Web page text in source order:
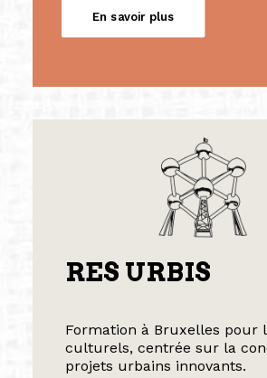
En savoir plus
RES URBIS
Formation à Bruxelles pour
culturels, centrée sur la
projets urbains innovants.